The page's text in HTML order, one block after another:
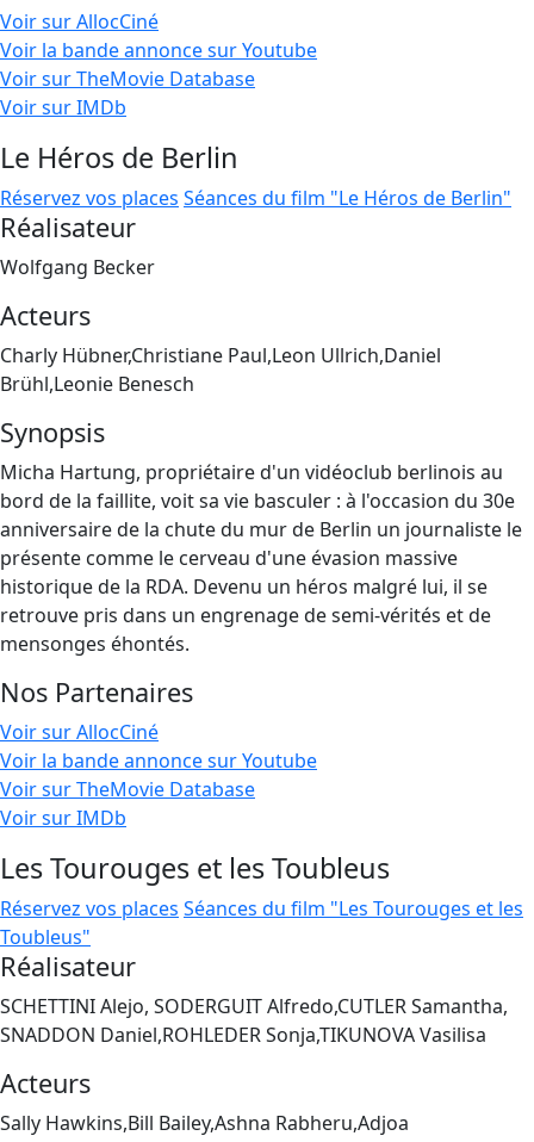
Voir sur AllocCiné
Voir la bande annonce sur Youtube
Voir sur TheMovie Database
Voir sur IMDb
Le Héros de Berlin
Réservez vos places Séances du film "Le Héros de Berlin"
Réalisateur
Wolfgang Becker
Acteurs
Charly Hübner,Christiane Paul,Leon Ullrich,Daniel
Brühl,Leonie Benesch
Synopsis
Micha Hartung, propriétaire d'un vidéoclub berlinois au
bord de la faillite, voit sa vie basculer : à l'occasion du 30e
anniversaire de la chute du mur de Berlin un journaliste le
présente comme le cerveau d'une évasion massive
historique de la RDA. Devenu un héros malgré lui, il se
retrouve pris dans un engrenage de semi-vérités et de
mensonges éhontés.
Nos Partenaires
Voir sur AllocCiné
Voir la bande annonce sur Youtube
Voir sur TheMovie Database
Voir sur IMDb
Les Tourouges et les Toubleus
Réservez vos places Séances du film "Les Tourouges et les
Toubleus"
Réalisateur
SCHETTINI Alejo, SODERGUIT Alfredo,CUTLER Samantha,
SNADDON Daniel,ROHLEDER Sonja,TIKUNOVA Vasilisa
Acteurs
Sally Hawkins,Bill Bailey,Ashna Rabheru,Adjoa